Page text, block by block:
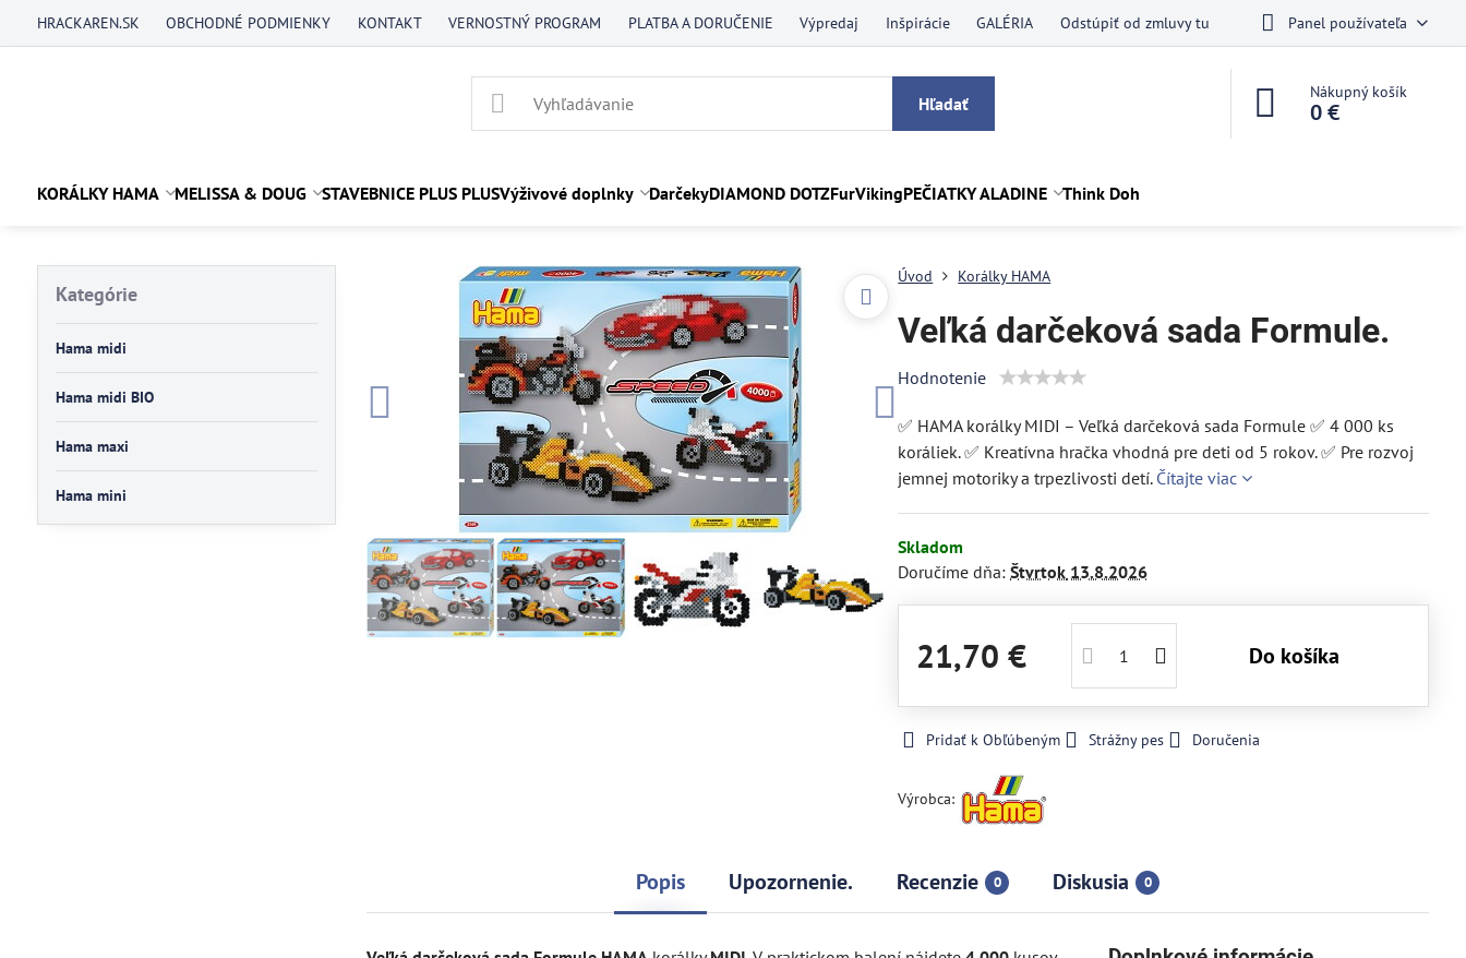
HRACKAREN.SK OBCHODNÉ PODMIENKY KONTAKT VERNOSTNÝ PROGRAM PLATBA A DORUČENIE Výpredaj Inšpirácie GALÉRIA Odstúpiť od zmluvy tu Panel používateľa
Hľadať
Nákupný košík
0 €
KORÁLKY HAMA MELISSA & DOUG STAVEBNICE PLUS PLUSVýživové doplnky DarčekyDIAMOND DOTZFurVikingPEČIATKY ALADINE Think Doh
Úvod Korálky HAMA
Veľká darčeková sada Formule.
Hodnotenie
✅ HAMA korálky MIDI – Veľká darčeková sada Formule ✅ 4 000 ks
koráliek. ✅ Kreatívna hračka vhodná pre deti od 5 rokov. ✅ Pre rozvoj
jemnej motoriky a trpezlivosti detí. Čítajte viac
Skladom
Doručíme dňa:Štvrtok 13.8.2026
21,70 € Do košíka
Pridať k Obľúbeným Strážny pes Doručenia
Výrobca:
Popis Upozornenie. Recenzie 0 Diskusia 0
Kategórie
Hama midi
Hama midi BIO
Hama maxi
Hama mini